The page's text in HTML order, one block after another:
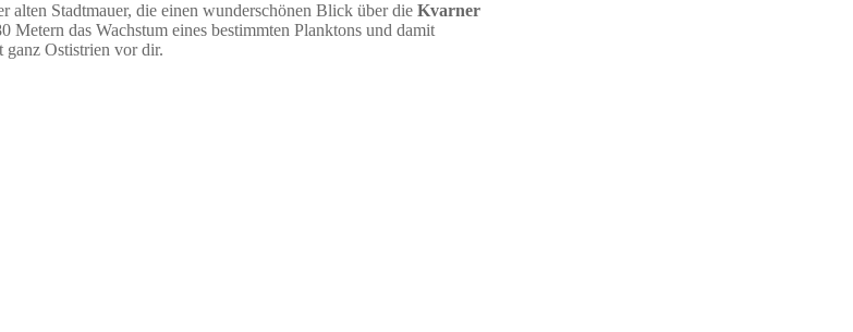
alten Stadtmauer, die einen wunderschönen Blick über die Kvarner
Metern das Wachstum eines bestimmten Planktons und damit
ganz Ostistrien vor dir.